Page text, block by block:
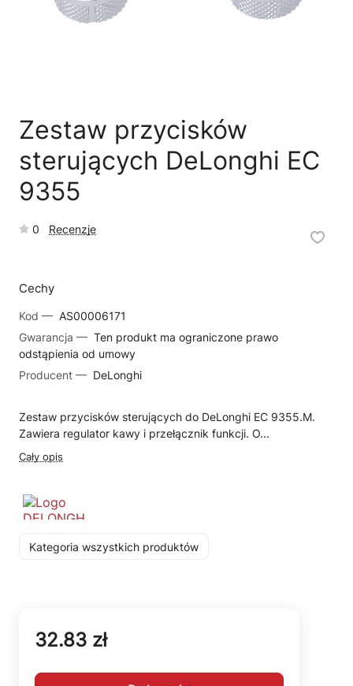
Zestaw przycisków
sterujących DeLonghi EC
9355
0 Recenzje
Cechy
Kod — AS00006171
Gwarancja — Ten produkt ma ograniczone prawo
odstąpienia od umowy
Producent — DeLonghi
Zestaw przycisków sterujących do DeLonghi EC 9355.M.
Zawiera regulator kawy i przełącznik funkcji. O...
Cały opis
Kategoria wszystkich produktów
32.83 zł
Reklamacja naprawy Reklamacja towaru